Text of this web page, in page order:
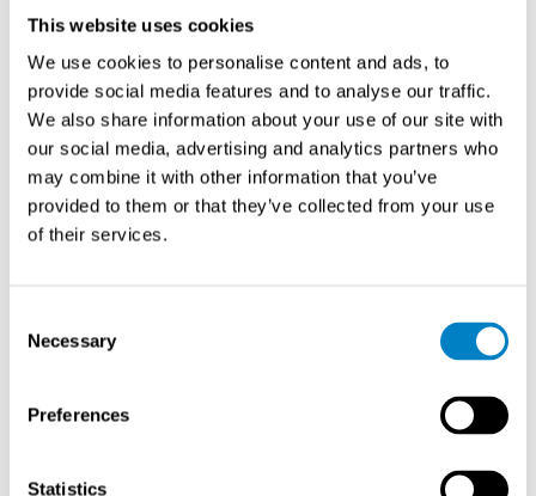
This website uses cookies
We use cookies to personalise content and ads, to
provide social media features and to analyse our traffic.
We also share information about your use of our site with
our social media, advertising and analytics partners who
may combine it with other information that you’ve
provided to them or that they’ve collected from your use
of their services.
Selection
Necessary
Preferences
Statistics
铝制外壳，卓越表面处理品质
自动标定功能
检测限低至0.01 mg/m3